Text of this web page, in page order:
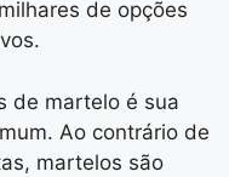
de opções
de martelo é sua
Ao contrário de
martelos são